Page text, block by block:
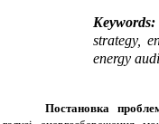
Keywords:
strategy,
energy
Постановка